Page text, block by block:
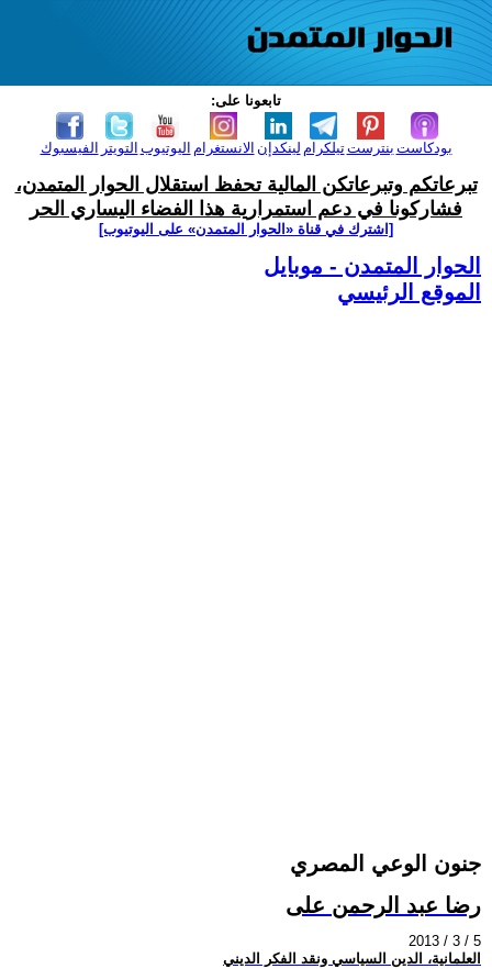
تابعونا على:
الفيسبوك التويتر اليوتيوب الانستغرام لينكدإن تيلكرامبنترست بودكاست
تبرعاتكم وتبرعاتكن المالية تحفظ استقلال الحوار المتمدن،
فشاركونا في دعم استمرارية هذا الفضاء اليساري الحر
[اشترك في قناة ‫«الحوار المتمدن» على اليوتيوب]
الحوار المتمدن - موبايل
الموقع الرئيسي
جنون الوعي المصري
رضا عبد الرحمن على
2013 / 3 / 5
العلمانية، الدين السياسي ونقد الفكر الديني